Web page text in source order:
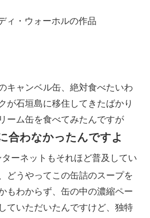
ィ・ウォーホルの作品
キャンベル缶、絶対食べたいわ
が石垣島に移住してきたばかり
ーム缶を食べてみたんですが
合わなかったんですよ
ーネットもそれほど普及してい
どうやってこの缶詰のスープを
もわからず、缶の中の濃縮ペー
ていただいたんですけど、独特